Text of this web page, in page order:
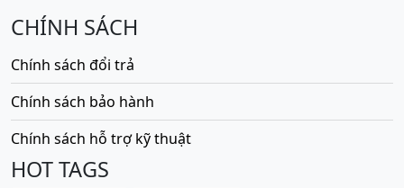
CHÍNH SÁCH
Chính sách đổi trả
Chính sách bảo hành
Chính sách hỗ trợ kỹ thuật
HOT TAGS